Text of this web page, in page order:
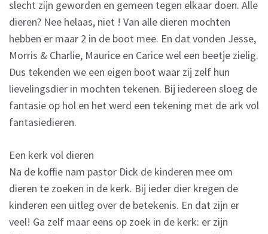
slecht zijn geworden en gemeen tegen elkaar doen. Alle
dieren? Nee helaas, niet ! Van alle dieren mochten
hebben er maar 2 in de boot mee. En dat vonden Jesse,
Morris & Charlie, Maurice en Carice wel een beetje zielig.
Dus tekenden we een eigen boot waar zij zelf hun
lievelingsdier in mochten tekenen. Bij iedereen sloeg de
fantasie op hol en het werd een tekening met de ark vol
fantasiedieren.
Een kerk vol dieren
Na de koffie nam pastor Dick de kinderen mee om
dieren te zoeken in de kerk. Bij ieder dier kregen de
kinderen een uitleg over de betekenis. En dat zijn er
veel! Ga zelf maar eens op zoek in de kerk: er zijn